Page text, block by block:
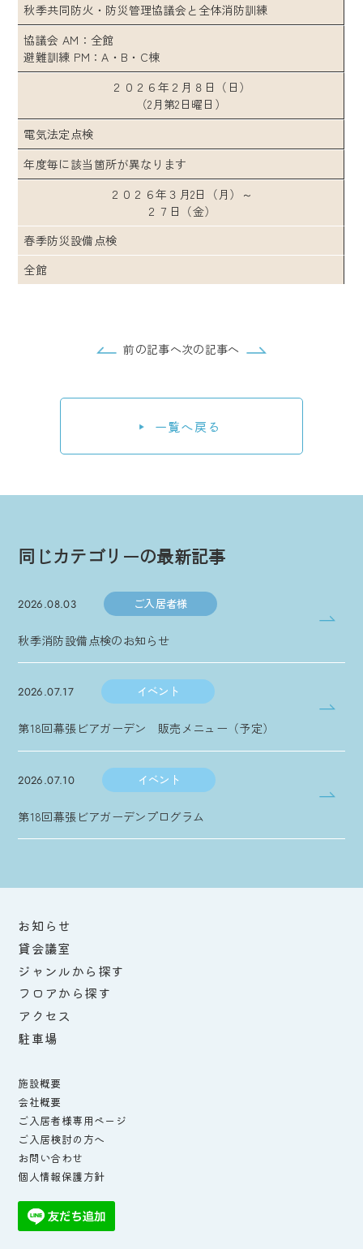
秋季共同防火・防災管理協議会と全体消防訓練
協議会 AM：全館
避難訓練 PM：A・B・C棟
２０２６年２月８日（日）
（2月第2日曜日）
電気法定点検
年度毎に該当箇所が異なります
２０２６年３月2日（月）～
２７日（金）
春季防災設備点検
全館
前の記事へ次の記事へ
一覧へ戻る
同じカテゴリーの最新記事
2026.08.03 ご入居者様
秋季消防設備点検のお知らせ
2026.07.17 イベント
第18回幕張ビアガーデン 販売メニュー（予定）
2026.07.10 イベント
第18回幕張ビアガーデンプログラム
お知らせ
貸会議室
ジャンルから探す
フロアから探す
アクセス
駐車場
施設概要
会社概要
ご入居者様専用ページ
ご入居検討の方へ
お問い合わせ
個人情報保護方針